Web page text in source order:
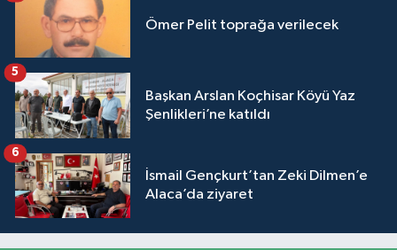
Ömer Pelit toprağa verilecek
Başkan Arslan Koçhisar Köyü Yaz
Şenlikleri’ne katıldı
5
İsmail Gençkurt’tan Zeki Dilmen’e
Alaca’da ziyaret
6